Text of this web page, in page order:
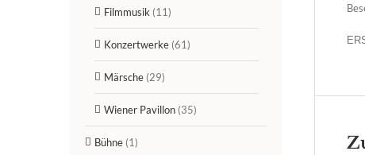
Filmmusik (11)
Konzertwerke (61)
Märsche (29)
Wiener Pavillon (35)
Bühne (1)